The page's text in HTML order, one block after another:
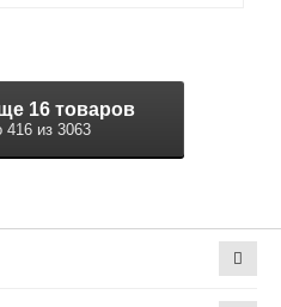
Показать еще 16 товаров
416 из 3063